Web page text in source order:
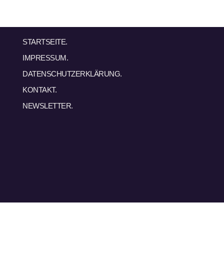
STARTSEITE.
IMPRESSUM.
DATENSCHUTZERKLÄRUNG.
KONTAKT.
NEWSLETTER.